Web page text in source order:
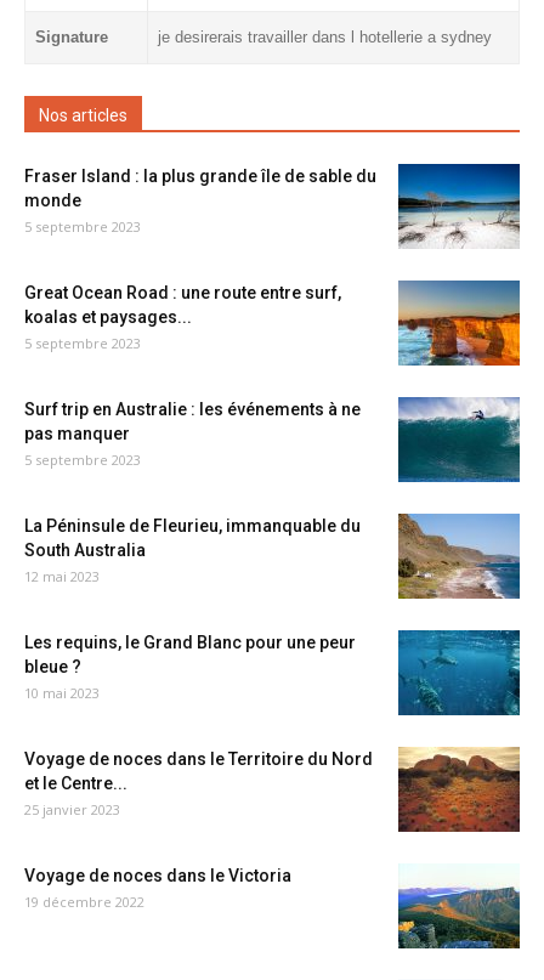
Signature je desirerais travailler dans l hotellerie a sydney
Nos articles
Fraser Island : la plus grande île de sable du
monde
5 septembre 2023
Great Ocean Road : une route entre surf,
koalas et paysages...
5 septembre 2023
Surf trip en Australie : les événements à ne
pas manquer
5 septembre 2023
La Péninsule de Fleurieu, immanquable du
South Australia
12 mai 2023
Les requins, le Grand Blanc pour une peur
bleue ?
10 mai 2023
Voyage de noces dans le Territoire du Nord
et le Centre...
25 janvier 2023
Voyage de noces dans le Victoria
19 décembre 2022